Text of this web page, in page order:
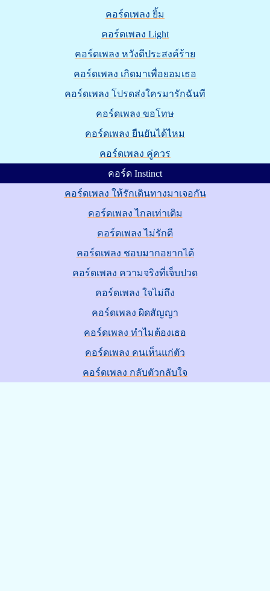
คอร์ดเพลง ยิ้ม
คอร์ดเพลง Light
คอร์ดเพลง หวังดีประสงค์ร้าย
คอร์ดเพลง เกิดมาเพื่อยอมเธอ
คอร์ดเพลง โปรดส่งใครมารักฉันที
คอร์ดเพลง ขอโทษ
คอร์ดเพลง ยืนยันได้ไหม
คอร์ดเพลง คู่ควร
คอร์ด Instinct
คอร์ดเพลง ให้รักเดินทางมาเจอกัน
คอร์ดเพลง ไกลเท่าเดิม
คอร์ดเพลง ไม่รักดี
คอร์ดเพลง ชอบมากอยากได้
คอร์ดเพลง ความจริงที่เจ็บปวด
คอร์ดเพลง ใจไม่ถึง
คอร์ดเพลง ผิดสัญญา
คอร์ดเพลง ทำไมต้องเธอ
คอร์ดเพลง คนเห็นแก่ตัว
คอร์ดเพลง กลับตัวกลับใจ